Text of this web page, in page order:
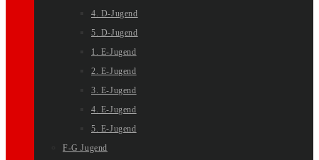
4. D-Jugend
5. D-Jugend
1. E-Jugend
2. E-Jugend
3. E-Jugend
4. E-Jugend
5. E-Jugend
F-G Jugend